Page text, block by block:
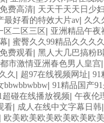
费高清| 天天干天天日少
最好看的特效大片av| 久久
区二区三区 | 亚洲精品午夜
| 蜜臀久久99精品久久久
费观看| 黑人大几巴搞粉B
都市激情亚洲春色男人皇宫
久 | 超97在线视频网址| 91
bbwbbwbbw| 91精品国产
超碰在线播放视频| 午夜伦
看| 成人在线中文字幕日韩
| 欧美欧美欧美欧美欧美欧美